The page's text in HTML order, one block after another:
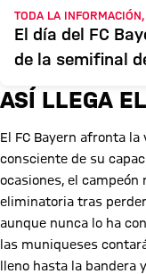
TODA LA
El día del FC
de la semifinal
ASÍ LLEGA
El FC Bayern afronta
consciente de su
ocasiones, el campeón
eliminatoria tras
aunque nunca lo ha
las muniqueses
lleno hasta la bandera